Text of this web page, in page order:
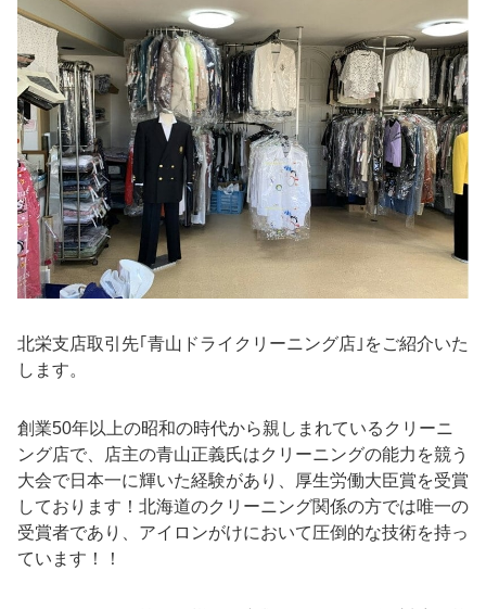
北栄支店取引先｢青山ドライクリーニング店｣をご紹介いた
します。
創業50年以上の昭和の時代から親しまれているクリーニ
ング店で、店主の青山正義氏はクリーニングの能力を競う
大会で日本一に輝いた経験があり、厚生労働大臣賞を受賞
しております！北海道のクリーニング関係の方では唯一の
受賞者であり、アイロンがけにおいて圧倒的な技術を持っ
ています！！